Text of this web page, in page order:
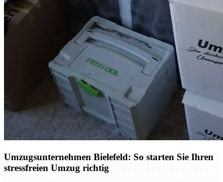
Umzugsunternehmen Bielefeld: So starten Sie Ihren
stressfreien Umzug richtig